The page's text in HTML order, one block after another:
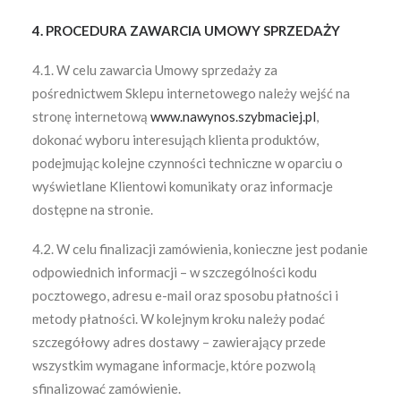
4. PROCEDURA ZAWARCIA UMOWY SPRZEDAŻY
4.1. W celu zawarcia Umowy sprzedaży za
pośrednictwem Sklepu internetowego należy wejść na
stronę internetową www.nawynos.szybmaciej.pl,
dokonać wyboru interesująch klienta produktów,
podejmując kolejne czynności techniczne w oparciu o
wyświetlane Klientowi komunikaty oraz informacje
dostępne na stronie.
4.2. W celu finalizacji zamówienia, konieczne jest podanie
odpowiednich informacji – w szczególności kodu
pocztowego, adresu e-mail oraz sposobu płatności i
metody płatności. W kolejnym kroku należy podać
szczegółowy adres dostawy – zawierający przede
wszystkim wymagane informacje, które pozwolą
sfinalizować zamówienie.